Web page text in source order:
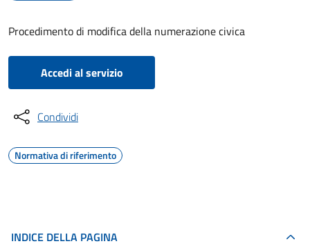
Procedimento di modifica della numerazione civica
Accedi al servizio
Condividi
Normativa di riferimento
INDICE DELLA PAGINA